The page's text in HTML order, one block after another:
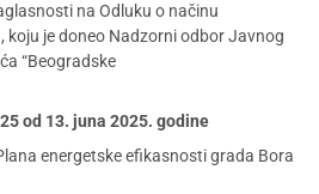
na Odluku o načinu
koju je doneo Nadzorni odbor Javnog
“Beogradske
od 13. juna 2025. godine
energetske efikasnosti grada Bora